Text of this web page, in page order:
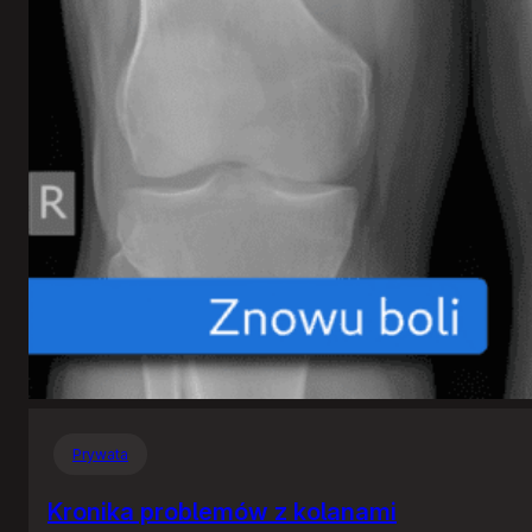
Prywata
Kronika problemów z kolanami